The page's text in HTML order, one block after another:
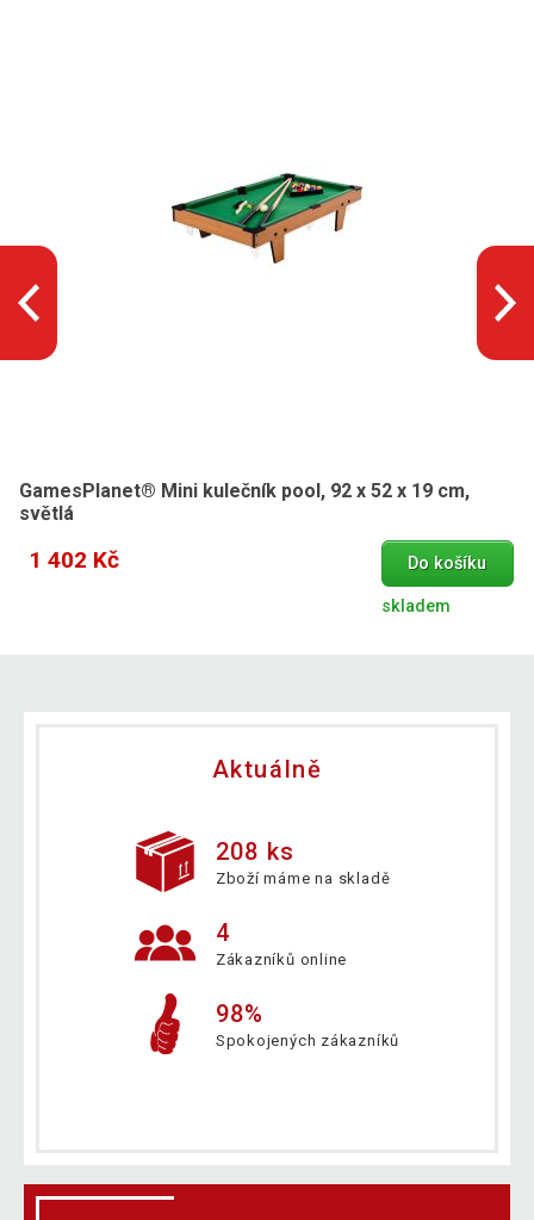
GamesPlanet® Mini kulečník pool, 92 x 52 x 19 cm,
světlá
1 402 Kč Do košíku
skladem
Aktuálně
208 ks
Zboží máme na skladě
4
Zákazníků online
98%
Spokojených zákazníků